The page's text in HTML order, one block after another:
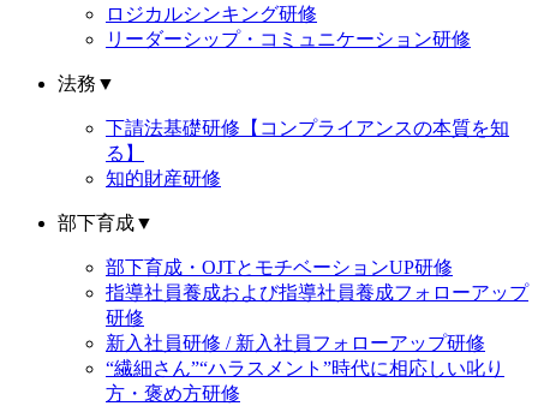
ロジカルシンキング研修
リーダーシップ・コミュニケーション研修
法務 ▼
下請法基礎研修【コンプライアンスの本質を知
る】
知的財産研修
部下育成▼
部下育成・OJTとモチベーションUP研修
指導社員養成および指導社員養成フォローアップ
研修
新入社員研修 / 新入社員フォローアップ研修
“繊細さん”“ハラスメント”時代に相応しい叱り
方・褒め方研修